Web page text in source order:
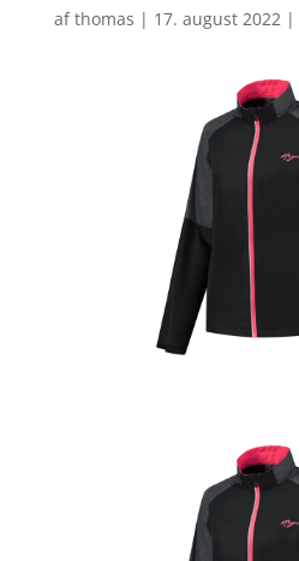
afthomas | 17. august 2022 |